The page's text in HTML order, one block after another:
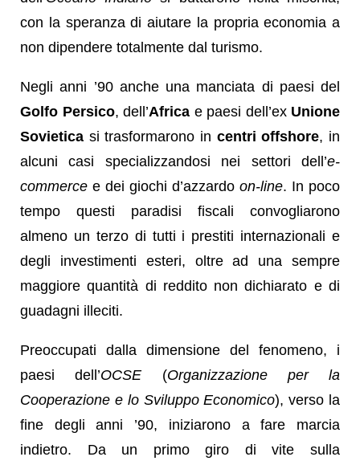
con la speranza di aiutare la propria economia a
non dipendere totalmente dal turismo.
Negli anni ’90 anche una manciata di paesi del
Golfo Persico, dell’Africa e paesi dell’ex Unione
Sovietica si trasformarono in centri offshore, in
alcuni casi specializzandosi nei settori dell’e-
commerce e dei giochi d’azzardo on-line. In poco
tempo questi paradisi fiscali convogliarono
almeno un terzo di tutti i prestiti internazionali e
degli investimenti esteri, oltre ad una sempre
maggiore quantità di reddito non dichiarato e di
guadagni illeciti.
Preoccupati dalla dimensione del fenomeno, i
paesi dell’OCSE (Organizzazione per la
Cooperazione e lo Sviluppo Economico), verso la
fine degli anni ’90, iniziarono a fare marcia
indietro. Da un primo giro di vite sulla